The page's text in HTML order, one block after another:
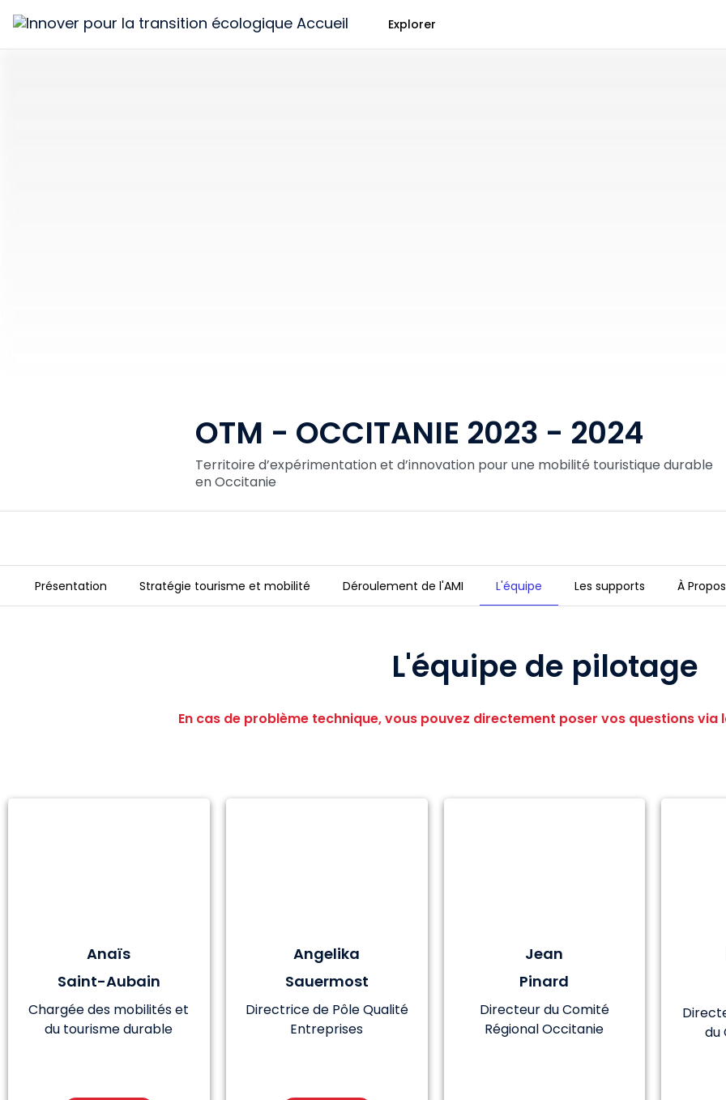
Innover
pour
Explorer
OTM - OCCITANIE 2023 - 2024
Territoire d’expérimentation et d’innovation pour une mobilité touristique durable
en Occitanie
Présentation Stratégie tourisme et mobilité Déroulement de l'AMI L'équipe Les supports À Propos
L'équipe de pilotage
En cas de problème technique, vous pouvez directement poser vos questions
Anaïs
Saint-Aubain
Chargée des mobilités et
du tourisme durable
Angelika
Sauermost
Directrice de Pôle Qualité
Entreprises
Jean
Pinard
Directeur du Comité
Régional Occitanie
du